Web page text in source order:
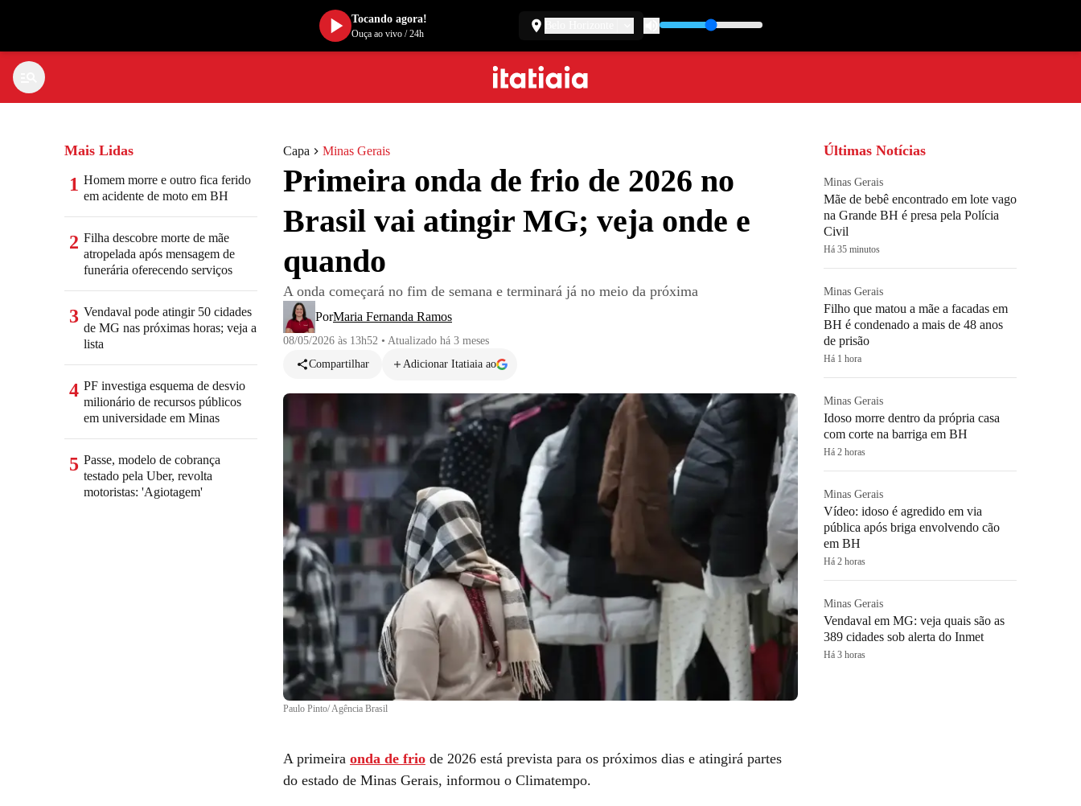
Capa Minas Gerais
Primeira onda de frio de 2026 no
Brasil vai atingir MG; veja onde e
quando
A onda começará no fim de semana e terminará já no meio da próxima
PorMaria Fernanda Ramos
08/05/2026 às 13h52 • Atualizado há 3 meses
Compartilhar
Adicionar Itatiaia ao
Paulo Pinto/ Agência Brasil
A primeira onda de frio de 2026 está prevista para os próximos dias e atingirá partes
do estado de Minas Gerais, informou o Climatempo.
Mais Lidas
1 Homem morre e outro fica ferido
em acidente de moto em BH
2 Filha descobre morte de mãe
atropelada após mensagem de
funerária oferecendo serviços
3 Vendaval pode atingir 50 cidades
de MG nas próximas horas; veja a
lista
4 PF investiga esquema de desvio
milionário de recursos públicos
em universidade em Minas
5 Passe, modelo de cobrança
testado pela Uber, revolta
motoristas: 'Agiotagem'
Últimas Notícias
Minas Gerais
Mãe de bebê encontrado em lote vago
na Grande BH é presa pela Polícia
Civil
Há 35 minutos
Minas Gerais
Filho que matou a mãe a facadas em
BH é condenado a mais de 48 anos
de prisão
Há 1 hora
Minas Gerais
Idoso morre dentro da própria casa
com corte na barriga em BH
Há 2 horas
Minas Gerais
Vídeo: idoso é agredido em via
pública após briga envolvendo cão
em BH
Há 2 horas
Minas Gerais
Vendaval em MG: veja quais são as
389 cidades sob alerta do Inmet
Há 3 horas
Tocando agora!
Ouça ao vivo/24h